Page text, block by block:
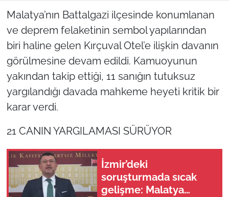
Malatya’nın Battalgazi ilçesinde konumlanan
ve deprem felaketinin sembol yapılarından
biri haline gelen Kırçuval Otel’e ilişkin davanın
görülmesine devam edildi. Kamuoyunun
yakından takip ettiği, 11 sanığın tutuksuz
yargılandığı davada mahkeme heyeti kritik bir
karar verdi.
21 CANIN YARGILAMASI SÜRÜYOR
İzmir’deki
soruşturmada sıcak
gelişme: Malatya